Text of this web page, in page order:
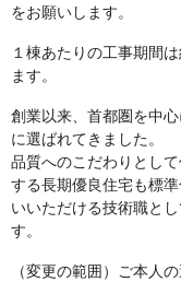
をお願いします。
１棟あたりの工事期間
ます。
創業以来、首都圏を中
に選ばれてきました。
品質へのこだわりとし
する長期優良住宅も標
いいただける技術職と
す。
（変更の範囲）ご本人